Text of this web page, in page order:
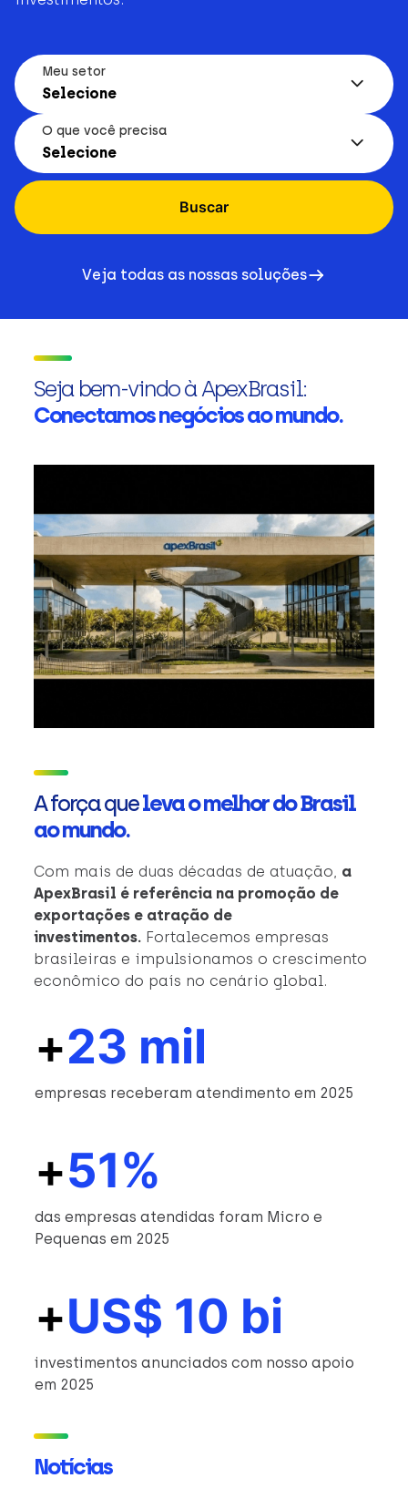
Meu setor
Selecione
O que você precisa
Selecione
Buscar
Veja todas as nossas soluções
Seja bem-vindo à ApexBrasil:
Conectamos negócios ao mundo.
A força queleva o melhor do Brasil
ao mundo.
Com mais de duas décadas de atuação, a
ApexBrasil é referência na promoção de
exportações e atração de
investimentos. Fortalecemos empresas
brasileiras e impulsionamos o crescimento
econômico do país no cenário global.
+23 mil
empresas receberam atendimento em 2025
+51%
das empresas atendidas foram Micro e
Pequenas em 2025
+US$ 10 bi
investimentos anunciados com nosso apoio
em 2025
Notícias